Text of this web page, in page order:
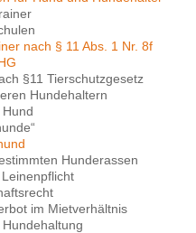
nach § 11 Abs. 1 Nr. 8f
§11 Tierschutzgesetz
Hundehaltern
Hunderassen
im Mietverhältnis